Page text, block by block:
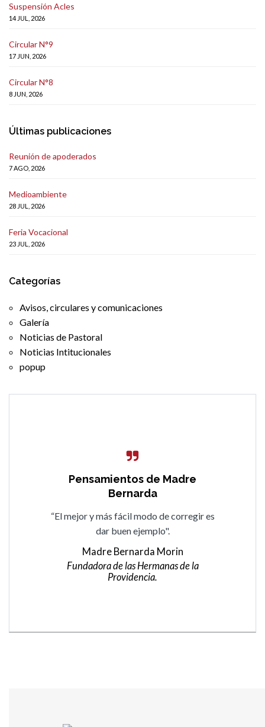
Suspensión Acles
14 JUL, 2026
Circular N°9
17 JUN, 2026
Circular N°8
8 JUN, 2026
Últimas publicaciones
Reunión de apoderados
7 AGO, 2026
Medioambiente
28 JUL, 2026
Feria Vocacional
23 JUL, 2026
Categorías
Avisos, circulares y comunicaciones
Galería
Noticias de Pastoral
Noticias Intitucionales
popup
Pensamientos de Madre
Bernarda
“El mejor y más fácil modo de corregir es
dar buen ejemplo".
Madre Bernarda Morin
Fundadora de las Hermanas de la
Providencia.
Pensamientos de Madre
Bernarda
“Todo lo que no se sabe se aprende si hay
buena voluntad en el cumplimiento de los
deberes […] vamos andando aunque sea a
paso lento”.
Madre Bernarda Morin